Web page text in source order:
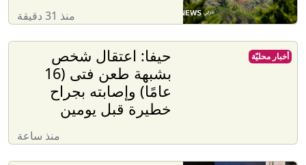
منذ 31 دقيقة
حيفا: اعتقال شخص
بشبهة طعن فتى (16
عامًا) وإصابته بجراح
خطيرة قبل يومين
منذ ساعة
أخبار محليّة